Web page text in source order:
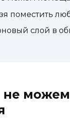
поместить
слой в
не